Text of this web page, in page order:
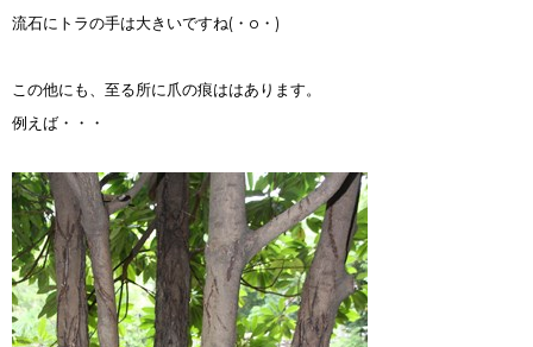
流石にトラの手は大きいですね(・o・)
この他にも、至る所に爪の痕ははあります。
例えば・・・